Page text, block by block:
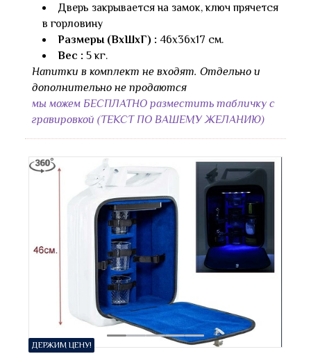
Дверь закрывается на замок, ключ прячется
в горловину
Размеры (ВхШхГ) : 46х36х17 см.
Вес : 5 кг.
Напитки в комплект не входят. Отдельно и
дополнительно не продаются
мы можем БЕСПЛАТНО разместить табличку с
гравировкой (ТЕКСТ ПО ВАШЕМУ ЖЕЛАНИЮ)
ДЕРЖИМ ЦЕНУ!